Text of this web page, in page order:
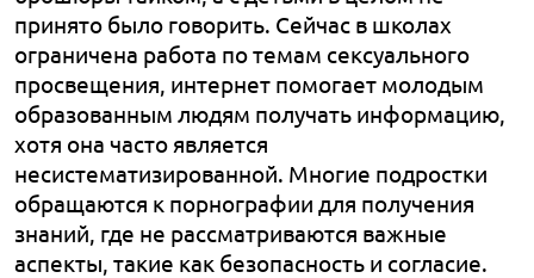
принято было говорить. Сейчас в школах
ограничена работа по темам сексуального
просвещения, интернет помогает молодым
образованным людям получать информацию,
хотя она часто является
несистематизированной. Многие подростки
обращаются к порнографии для получения
знаний, где не рассматриваются важные
аспекты, такие как безопасность и согласие.